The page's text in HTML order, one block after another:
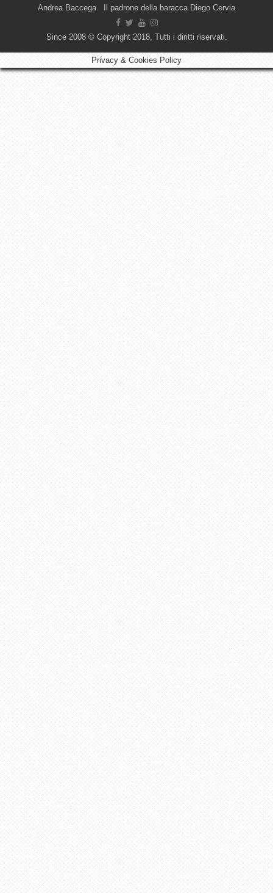
Andrea Baccega Il padrone della baracca Diego Cervia
Since 2008 © Copyright 2018, Tutti i diritti riservati.
Privacy & Cookies Policy